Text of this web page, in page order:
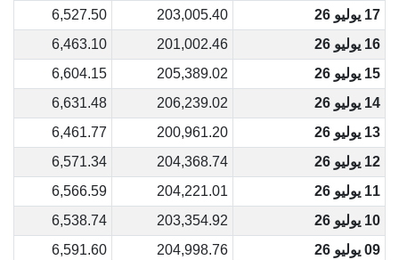
17 يوليو 26
203,005.40
6,527.50
16 يوليو 26
201,002.46
6,463.10
15 يوليو 26
205,389.02
6,604.15
14 يوليو 26
206,239.02
6,631.48
13 يوليو 26
200,961.20
6,461.77
12 يوليو 26
204,368.74
6,571.34
11 يوليو 26
204,221.01
6,566.59
10 يوليو 26
203,354.92
6,538.74
09 يوليو 26
204,998.76
6,591.60